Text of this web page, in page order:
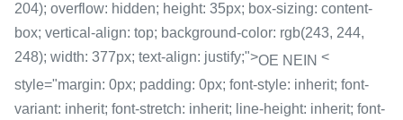
204); overflow: hidden; height: 35px; box-sizing: content-
box; vertical-align: top; background-color: rgb(243, 244,
248); width: 377px; text-align: justify;">OE NEIN <
style="margin: 0px; padding: 0px; font-style: inherit; font-
variant: inherit; font-stretch: inherit; line-height: inherit; font-